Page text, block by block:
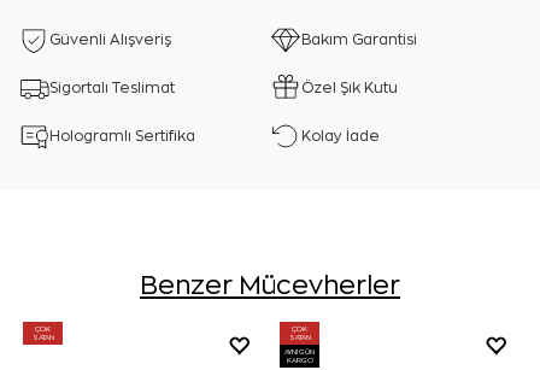
Güvenli Alışveriş Bakım Garantisi
Sigortalı Teslimat Özel Şık Kutu
Hologramlı Sertifika Kolay İade
Benzer Mücevherler
ÇOK
SATAN
ÇOK
SATAN
AYNI GÜN
KARGO